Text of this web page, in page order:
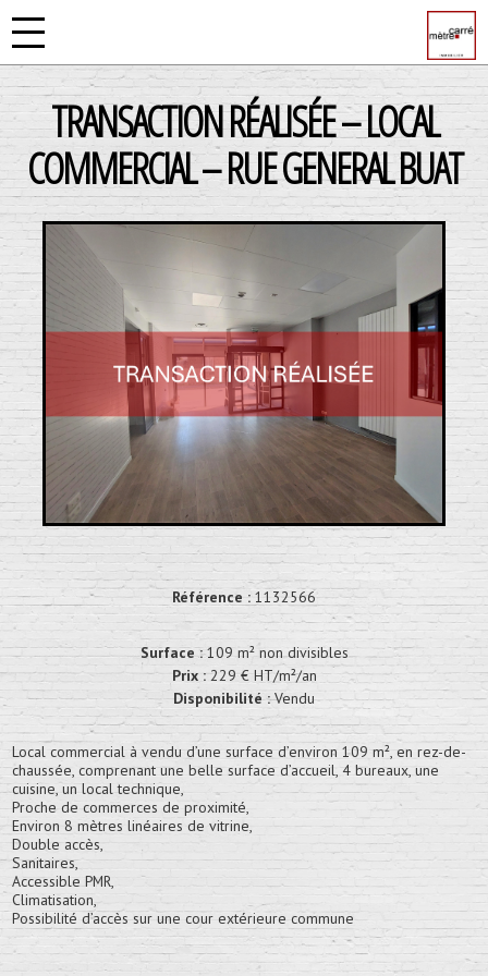
TRANSACTION RÉALISÉE – LOCAL
COMMERCIAL – RUE GENERAL BUAT
Référence : 1132566
Surface :109 m² non divisibles
Prix : 229 € HT/m²/an
Disponibilité :Vendu
Local commercial à vendu d’une surface d’environ 109 m², en rez-de-
chaussée, comprenant une belle surface d’accueil, 4 bureaux, une
cuisine, un local technique,
Proche de commerces de proximité,
Environ 8 mètres linéaires de vitrine,
Double accès,
Sanitaires,
Accessible PMR,
Climatisation,
Possibilité d’accès sur une cour extérieure commune